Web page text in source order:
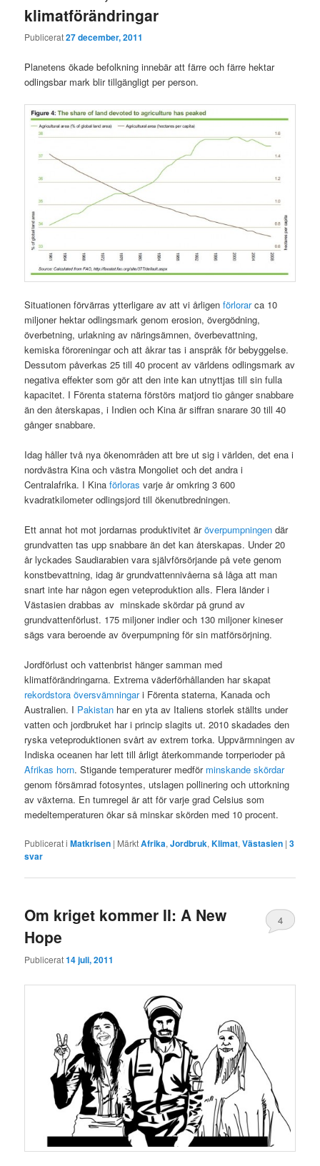
klimatförändringar
Publicerat27 december, 2011
Planetens ökade befolkning innebär att färre och färre hektar
odlingsbar mark blir tillgängligt per person.
Situationen förvärras ytterligare av att vi årligenförlorarca 10
miljoner hektar odlingsmark genom erosion, övergödning,
överbetning, urlakning av näringsämnen, överbevattning,
kemiska föroreningar och att åkrar tas i anspråk för bebyggelse.
Dessutom påverkas 25 till 40 procent av världens odlingsmark av
negativa effekter som gör att den inte kan utnyttjas till sin fulla
kapacitet. I Förenta staterna förstörs matjord tio gånger snabbare
än den återskapas, i Indien och Kina är siffran snarare 30 till 40
gånger snabbare.
Idag håller två nya ökenområden att bre ut sig i världen, det ena i
nordvästra Kina och västra Mongoliet och det andra i
Centralafrika. I Kinaförloras varje år omkring 3 600
kvadratkilometer odlingsjord till ökenutbredningen.
Ett annat hot mot jordarnas produktivitet äröverpumpningen där
grundvatten tas upp snabbare än det kan återskapas. Under 20
år lyckades Saudiarabien vara självförsörjande på vete genom
konstbevattning, idag är grundvattennivåerna så låga att man
snart inte har någon egen veteproduktion alls. Flera länder i
Västasien drabbas av minskade skördar på grund av
grundvattenförlust. 175 miljoner indier och 130 miljoner kineser
sägs vara beroende av överpumpning för sin matförsörjning.
Jordförlust och vattenbrist hänger samman med
klimatförändringarna. Extrema väderförhållanden har skapat
rekordstora översvämningari Förenta staterna, Kanada och
Australien. I Pakistan har en yta av Italiens storlek ställts under
vatten och jordbruket har i princip slagits ut. 2010 skadades den
ryska veteproduktionen svårt av extrem torka. Uppvärmningen av
Indiska oceanen har lett till årligt återkommande torrperioder på
Afrikas horn. Stigande temperaturer medför minskande skördar
genom försämrad fotosyntes, utslagen pollinering och uttorkning
av växterna. En tumregel är att för varje grad Celsius som
medeltemperaturen ökar så minskar skörden med 10 procent.
Publicerat i Matkrisen | MärktAfrika,Jordbruk,Klimat,Västasien |3
svar
Om kriget kommer II: A New
Hope
Publicerat14 juli, 2011
4